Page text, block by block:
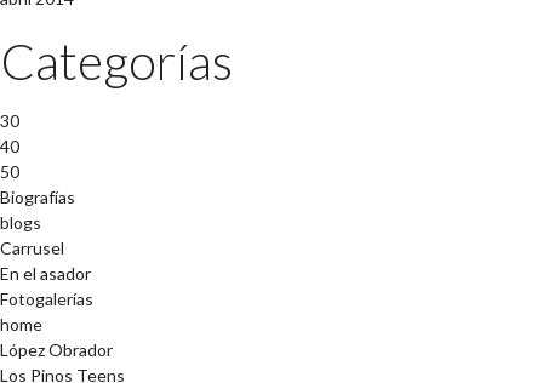
Categorías
30
40
50
Biografías
blogs
Carrusel
En el asador
Fotogalerías
home
López Obrador
Los Pinos Teens